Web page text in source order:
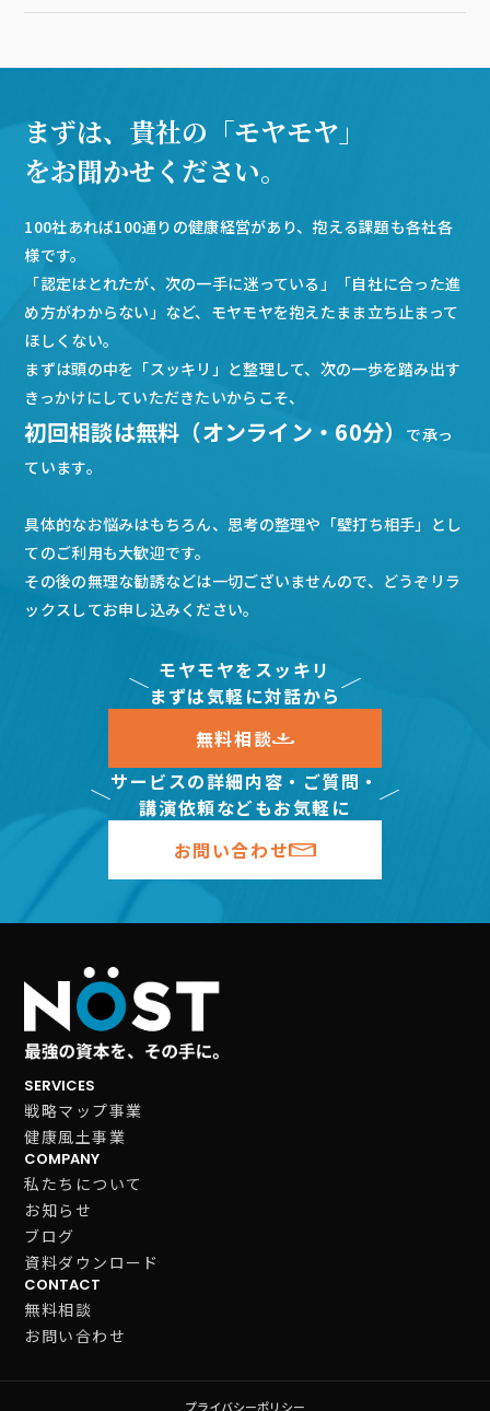
まずは、貴社の「モヤモヤ」
をお聞かせください。
100社あれば100通りの健康経営があり、抱える課題も各社各
様です。
「認定はとれたが、次の一手に迷っている」「自社に合った進
め方がわからない」など、モヤモヤを抱えたまま立ち止まって
ほしくない。
まずは頭の中を「スッキリ」と整理して、次の一歩を踏み出す
きっかけにしていただきたいからこそ、
初回相談は無料（オンライン・60分）
で承っ
ています。
具体的なお悩みはもちろん、思考の整理や「壁打ち相手」とし
てのご利用も大歓迎です。
その後の無理な勧誘などは一切ございませんので、どうぞリラ
ックスしてお申し込みください。
モヤモヤをスッキリ
まずは気軽に対話から
無料相談
サービスの詳細内容・ご質問・
講演依頼などもお気軽に
お問い合わせ
SERVICES
戦略マップ事業
健康風土事業
COMPANY
私たちについて
お知らせ
ブログ
資料ダウンロード
CONTACT
無料相談
お問い合わせ
プライバシーポリシー